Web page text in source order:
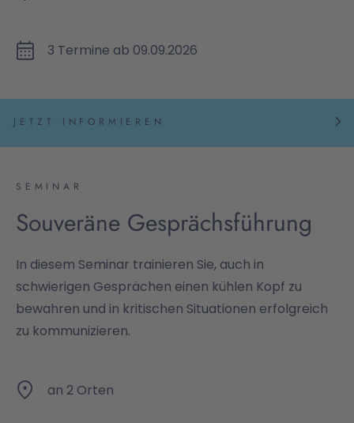
3 Termine ab 09.09.2026
JETZT INFORMIEREN
SEMINAR
Souveräne Gesprächsführung
In diesem Seminar trainieren Sie, auch in
schwierigen Gesprächen einen kühlen Kopf zu
bewahren und in kritischen Situationen erfolgreich
zu kommunizieren.
an 2 Orten